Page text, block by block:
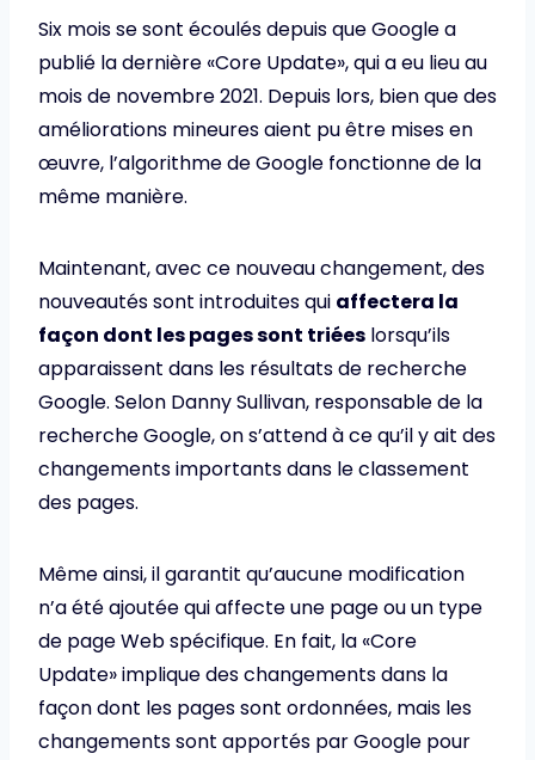
Six mois se sont écoulés depuis que Google a
publié la dernière «Core Update», qui a eu lieu au
mois de novembre 2021. Depuis lors, bien que des
améliorations mineures aient pu être mises en
œuvre, l’algorithme de Google fonctionne de la
même manière.
Maintenant, avec ce nouveau changement, des
nouveautés sont introduites qui affectera la
façon dont les pages sont triées lorsqu’ils
apparaissent dans les résultats de recherche
Google. Selon Danny Sullivan, responsable de la
recherche Google, on s’attend à ce qu’il y ait des
changements importants dans le classement
des pages.
Même ainsi, il garantit qu’aucune modification
n’a été ajoutée qui affecte une page ou un type
de page Web spécifique. En fait, la «Core
Update» implique des changements dans la
façon dont les pages sont ordonnées, mais les
changements sont apportés par Google pour